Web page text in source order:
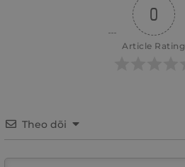
0
Article Rating
Theo dõi